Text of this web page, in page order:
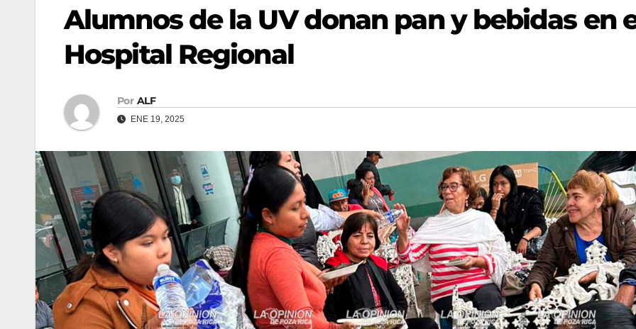
Alumnos de la UV donan pan y bebidas en
Hospital Regional
Por ALF
ENE 19, 2025